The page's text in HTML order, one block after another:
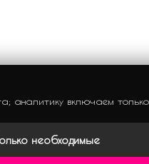
аналитику включаем
необходимые